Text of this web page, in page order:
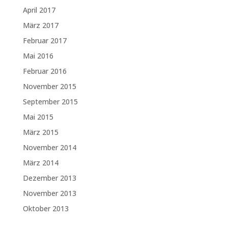
April 2017
März 2017
Februar 2017
Mai 2016
Februar 2016
November 2015
September 2015
Mai 2015
März 2015
November 2014
März 2014
Dezember 2013
November 2013
Oktober 2013